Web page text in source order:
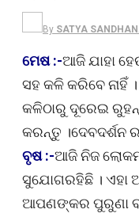
By SATYA
ମେଷ :-ଆଜି ଯାହା
ସହ କଳି କରିବେ
କଳିଠାରୁ ଦୂରେଇ
କରନ୍ତୁ ।ଦେବଦର୍ଶନ
ବୃଷ :-ଆଜି ନିଜ
ସୁଯୋଗରହିଛି । ଏହା
ଆପଣଙ୍କର ପୁରୁଣା